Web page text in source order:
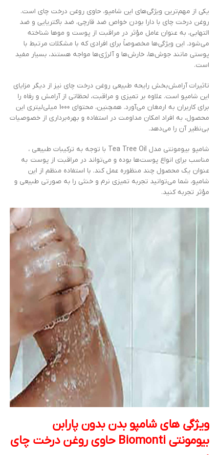
یکی از مهم‌ترین ویژگی‌های این شامپو، حاوی روغن درخت چای است.
روغن درخت چای با دارا بودن خواص ضد قارچی، ضد باکتریایی و ضد
التهابی، به عنوان عامل مؤثر در مراقبت از پوست و موها شناخته
می‌شود. این ویژگی‌ها مخصوصاً برای افرادی که با مشکلات مرتبط با
پوستی مانند جوش‌ها، خارش‌ها و آلرژی‌ها مواجه هستند، بسیار مفید
است.
تاثیرات آرامش‌بخش رایحه طبیعی روغن درخت چای نیز از دیگر مزایای
این شامپو است. علاوه بر تمیزی و مراقبت، لحظاتی از آرامش و رفاه را
برای کاربران به ارمغان می‌آورد. همچنین، محتوای 1000 میلی‌لیتری این
محصول، به افراد امکان مداومت در استفاده و بهره‌برداری از خصوصیات
بی‌نظیر آن را می‌دهد.
شامپو بیومونتی مدل Tea Tree Oil با توجه به ترکیبات طبیعی ،
مناسب برای انواع پوست‌ها بوده و می‌تواند در مراقبت از پوست به
عنوان یک محصول چند منظوره عمل کند. با استفاده منظم از این
شامپو، شما می‌توانید تجربه تمیزی نرم و خنثی را به صورتی طبیعی و
مؤثر تجربه کنید.
ویژگی های شامپو بدن بدون پارابن
بیومونتی Biomonti حاوی روغن درخت چای